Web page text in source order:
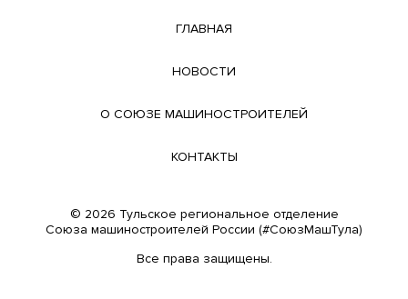
ГЛАВНАЯ
НОВОСТИ
О СОЮЗЕ МАШИНОСТРОИТЕЛЕЙ
КОНТАКТЫ
© 2026 Тульское региональное отделение
Cоюза машиностроителей России (#СоюзМашТула)
Все права защищены.